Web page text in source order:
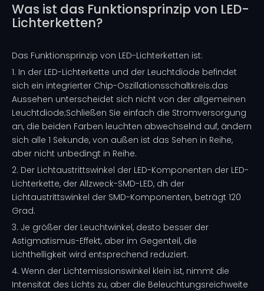
Was ist das Funktionsprinzip von LED-
Lichterketten?
Das Funktionsprinzip von LED-Lichterketten ist:
1. In der LED-Lichterkette und der Leuchtdiode befindet
sich ein integrierter Chip-Oszillationsschaltkreis.das
Aussehen unterscheidet sich nicht von der allgemeinen
Leuchtdiode;Schließen Sie einfach die Stromversorgung
an, die beiden Farben leuchten abwechselnd auf, ändern
sich alle 1 Sekunde, von außen ist das Sehen in Reihe,
aber nicht unbedingt in Reihe.
2. Der Lichtaustrittswinkel der LED-Komponenten der LED-
Lichterkette, der Allzweck-SMD-LED, dh der
Lichtaustrittswinkel der SMD-Komponenten, beträgt 120
Grad.
3. Je größer der Leuchtwinkel, desto besser der
Astigmatismus-Effekt, aber im Gegenteil, die
Lichthelligkeit wird entsprechend reduziert.
4. Wenn der Lichtemissionswinkel klein ist, nimmt die
Intensität des Lichts zu, aber die Beleuchtungsreichweite